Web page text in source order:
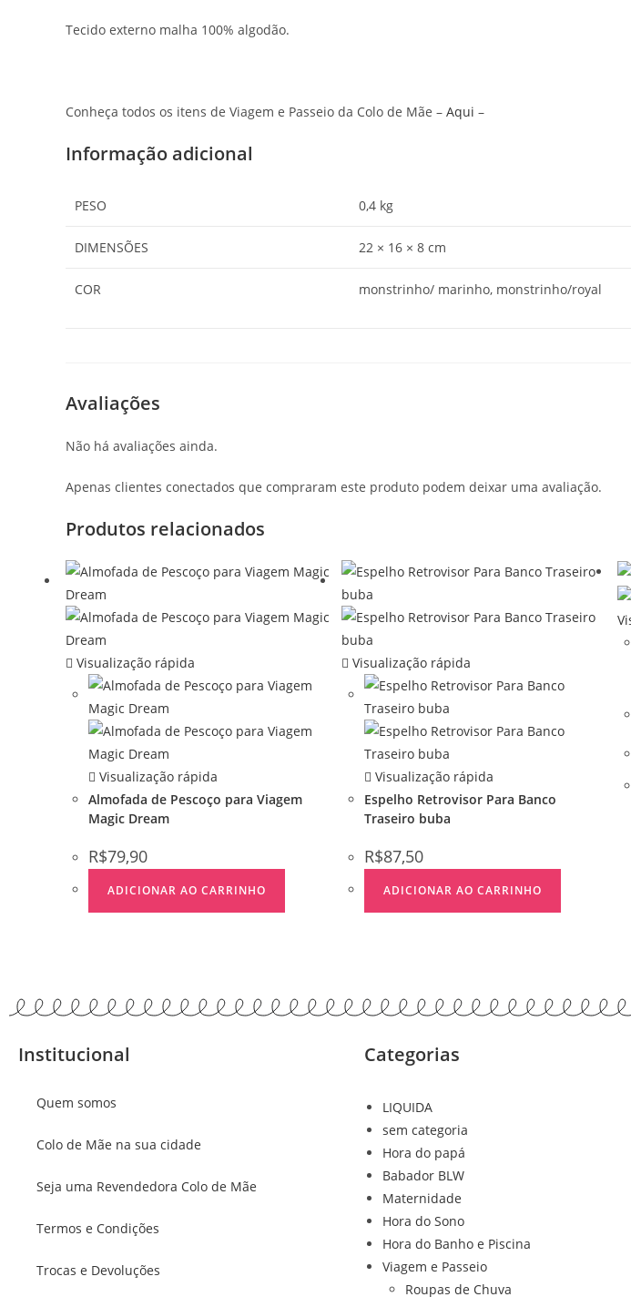
Tecido externo malha 100% algodão.
Conheça todos os itens de Viagem e Passeio da Colo de Mãe – Aqui –
Informação adicional
PESO 0,4 kg
DIMENSÕES 22 × 16 × 8 cm
COR monstrinho/ marinho, monstrinho/royal
Avaliações
Não há avaliações ainda.
Apenas clientes conectados que compraram este produto podem deixar uma avaliação.
Produtos relacionados
Visualização rápida
Visualização rápida
Almofada de Pescoço para Viagem
Magic Dream
R$79,90
ADICIONAR AO CARRINHO
Visualização rápida
Visualização rápida
Espelho Retrovisor Para Banco
Traseiro buba
R$87,50
ADICIONAR AO CARRINHO
Institucional
Quem somos
Colo de Mãe na sua cidade
Seja uma Revendedora Colo de Mãe
Termos e Condições
Trocas e Devoluções
Categorias
LIQUIDA
sem categoria
Hora do papá
Babador BLW
Maternidade
Hora do Sono
Hora do Banho e Piscina
Viagem e Passeio
Roupas de Chuva